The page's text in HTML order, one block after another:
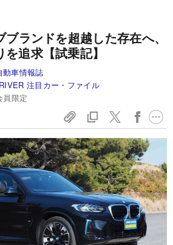
ランドを超越した存在へ、
追求【試乗記】
動車情報誌
注目カー・ファイル
員限定